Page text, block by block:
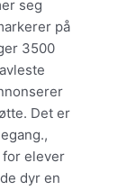
seg
på
3500
Det er
for elever
dyr en